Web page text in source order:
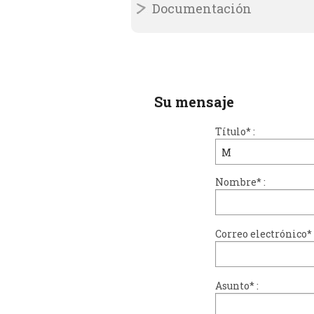
Documentación
Su mensaje
Título*:
Nombre*:
Correo electrónico*
Asunto*: